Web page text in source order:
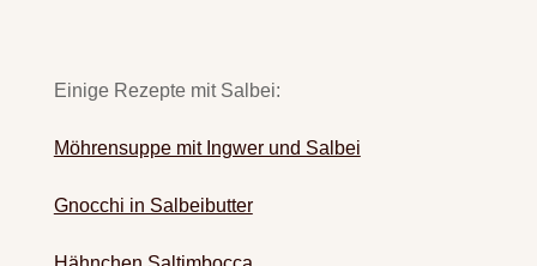
Einige Rezepte mit Salbei:
Möhrensuppe mit Ingwer und Salbei
Gnocchi in Salbeibutter